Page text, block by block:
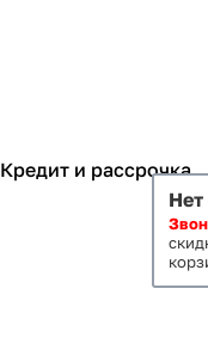
Кредит и рассрочка
Нет